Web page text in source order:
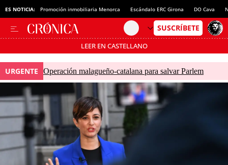
ES NOTICIA: Promoción inmobiliaria Menorca Escándalo ERC Girona DO Cava
LEER EN CASTELLANO
Pásate al MODO AHORRO
URGENTE Operación malagueño-catalana para salvar Parlem